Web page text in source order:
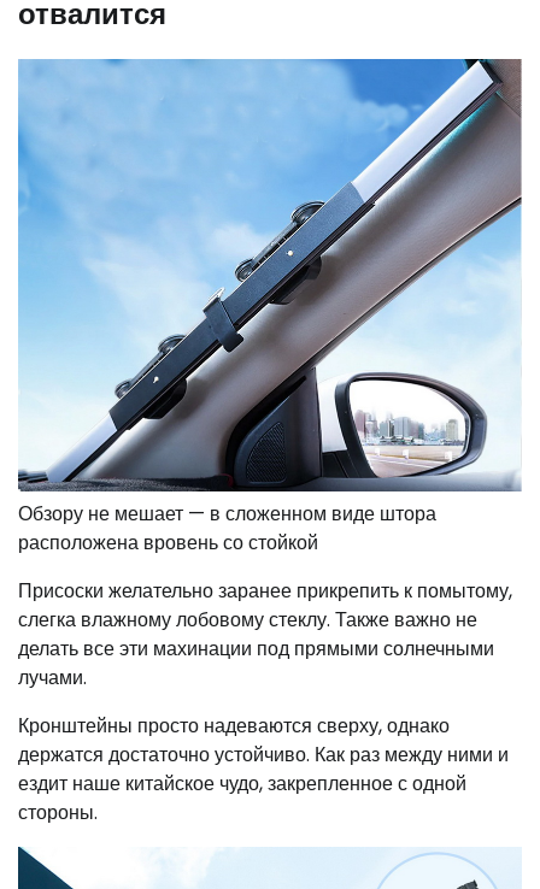
отвалится
Обзору не мешает — в сложенном виде штора
расположена вровень со стойкой
Присоски желательно заранее прикрепить к помытому,
слегка влажному лобовому стеклу. Также важно не
делать все эти махинации под прямыми солнечными
лучами.
Кронштейны просто надеваются сверху, однако
держатся достаточно устойчиво. Как раз между ними и
ездит наше китайское чудо, закрепленное с одной
стороны.